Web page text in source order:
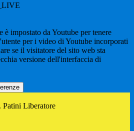
è impostato da Youtube per tenere
per i video di Youtube incorporati
se il visitatore del sito web sta
versione dell'interfaccia di
Patini Liberatore